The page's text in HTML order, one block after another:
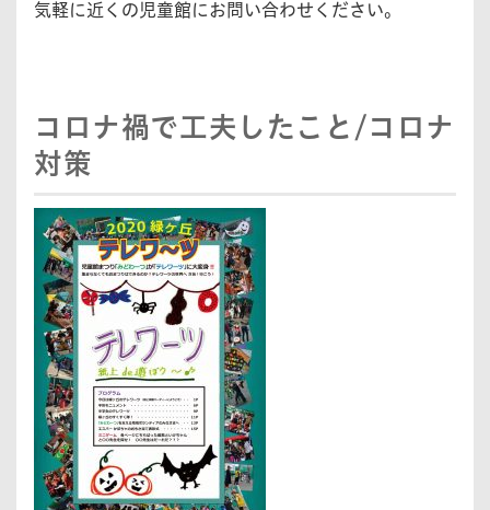
気軽に近くの児童館にお問い合わせください。
コロナ禍で工夫したこと/コロナ
対策